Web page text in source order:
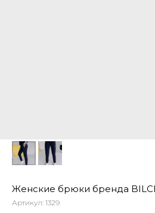
Женские брюки бренда
Артикул: 1329